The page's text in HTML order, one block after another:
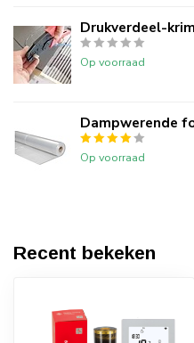
Drukverdeel-
Op voorraad
Dampwerende
Op voorraad
Recent bekeken